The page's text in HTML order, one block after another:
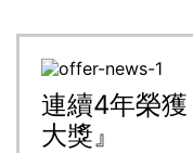
連續4年榮
大獎』